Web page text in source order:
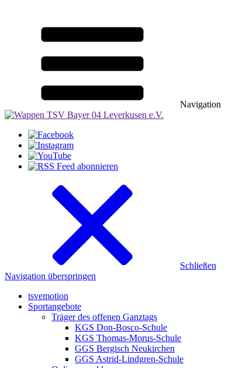
Navigation
Schließen
Navigation überspringen
tsvemotion
Sportangebote
Träger des offenen Ganztags
KGS Don-Bosco-Schule
KGS Thomas-Morus-Schule
GGS Bergisch Neukirchen
GGS Astrid-Lindgren-Schule